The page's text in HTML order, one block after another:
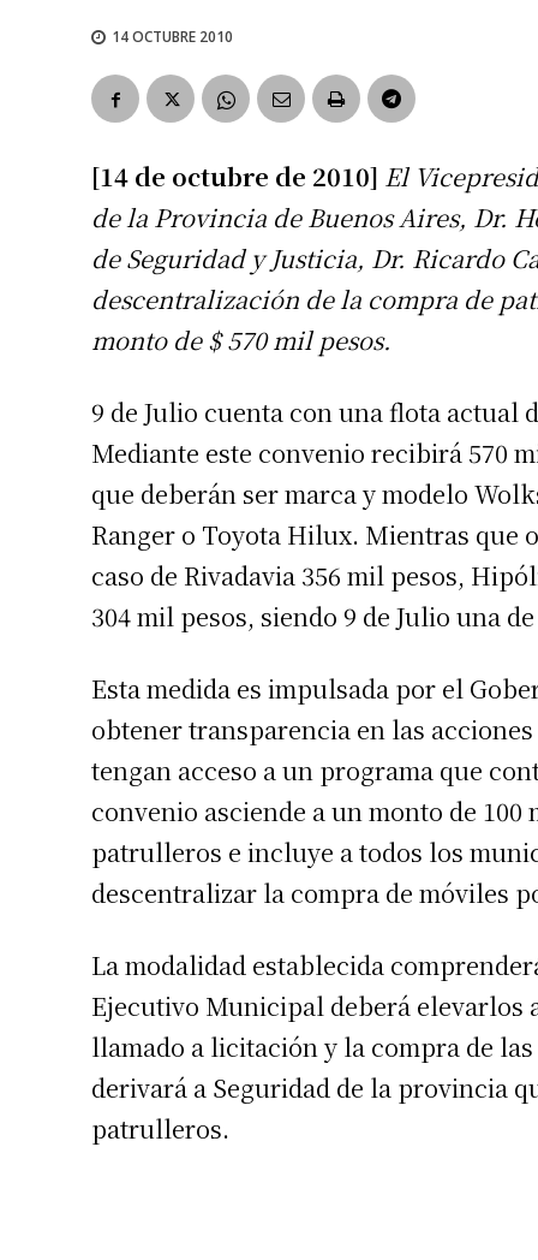
14 OCTUBRE 2010
[14 de octubre de 2010] El
de la Provincia de Buenos Aires, Dr.
de Seguridad y Justicia, Dr. Ricardo
descentralización de la compra de
monto de $ 570 mil pesos.
9 de Julio cuenta con una flota actual
Mediante este convenio recibirá 570
que deberán ser marca y modelo
Ranger o Toyota Hilux. Mientras que
caso de Rivadavia 356 mil pesos,
304 mil pesos, siendo 9 de Julio una
Esta medida es impulsada por el
obtener transparencia en las
tengan acceso a un programa que
convenio asciende a un monto de
patrulleros e incluye a todos los
descentralizar la compra de móviles
La modalidad establecida
Ejecutivo Municipal deberá elevarlos
llamado a licitación y la compra de
derivará a Seguridad de la provincia
patrulleros.